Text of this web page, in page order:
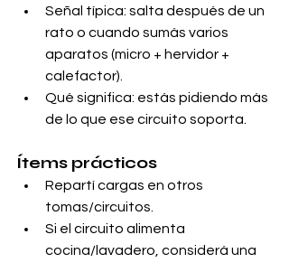
Señal típica: salta después de un
rato o cuando sumás varios
aparatos (micro + hervidor +
calefactor).
Qué significa: estás pidiendo más
de lo que ese circuito soporta.
Ítems prácticos
Repartí cargas en otros
tomas/circuitos.
Si el circuito alimenta
cocina/lavadero, considerá una